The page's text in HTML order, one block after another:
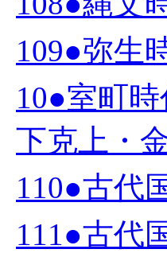
109●弥生
10●室町
下克上・
110●古代
111●古代